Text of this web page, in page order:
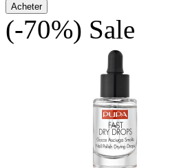
Acheter
(-70%) Sale